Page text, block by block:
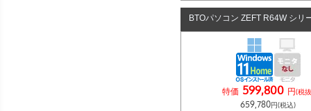
BTOパソコン ZEFT R64W シリ
特価 599,800 円(税
659,780円(税込)